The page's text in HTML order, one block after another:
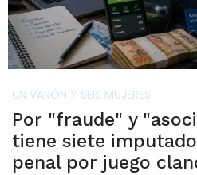
UN VARÓN Y SEIS MUJERES
Por "fraude" y
tiene siete
penal por juego